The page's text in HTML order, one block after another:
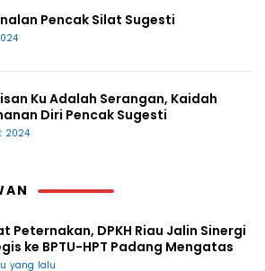
Pencak Silat Sugesti
Ku Adalah Serangan, Kaidah
Diri Pencak Sugesti
2024
Peternakan, DPKH Riau Jalin Sinergi
ke BPTU-HPT Padang Mengatas
yang lalu